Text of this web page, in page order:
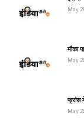
May
मौका
May
फ्रांस
May